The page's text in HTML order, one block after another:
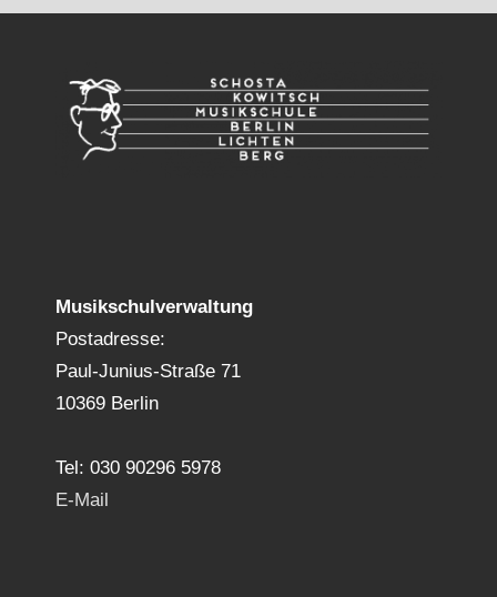
Musikschulverwaltung
Postadresse:
Paul-Junius-Straße 71
10369 Berlin
Tel: 030 90296 5978
E-Mail